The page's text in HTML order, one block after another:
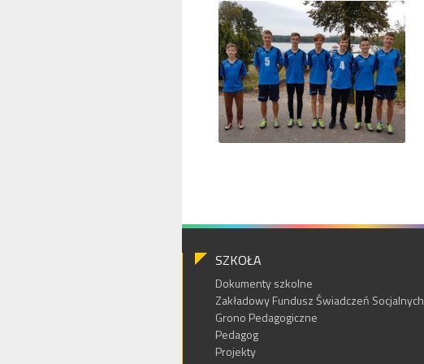
SZKOŁA
Dokumenty szkolne
Zakładowy Fundusz Świadczeń Socjalnych
Grono Pedagogiczne
Pedagog
Projekty